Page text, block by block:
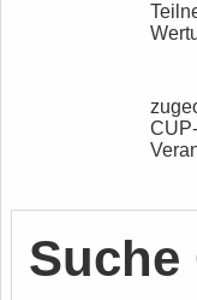
CUP-
Suche